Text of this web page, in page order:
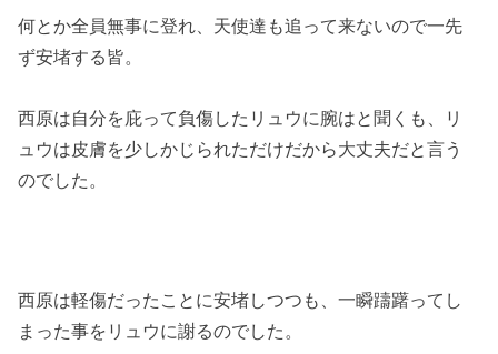
何とか全員無事に登れ、天使達も追って来ないので一先
ず安堵する皆。
西原は自分を庇って負傷したリュウに腕はと聞くも、リ
ュウは皮膚を少しかじられただけだから大丈夫だと言う
のでした。
西原は軽傷だったことに安堵しつつも、一瞬躊躇ってし
まった事をリュウに謝るのでした。